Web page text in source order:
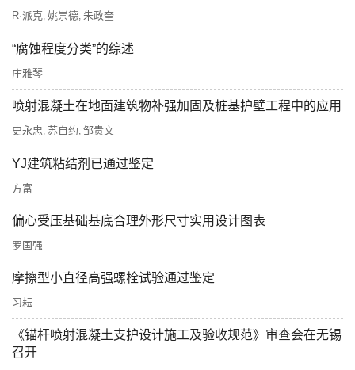
R·派克 姚崇德 朱政奎
“腐蚀程度分类”的综述
庄雅琴
喷射混凝土在地面建筑物补强加固及桩基护壁工程中的应用
史永忠 苏自约 邹贵文
YJ建筑粘结剂已通过鉴定
方富
偏心受压基础基底合理外形尺寸实用设计图表
罗国强
摩擦型小直径高强螺栓试验通过鉴定
习耘
《锚杆喷射混凝土支护设计施工及验收规范》审查会在无锡
召开